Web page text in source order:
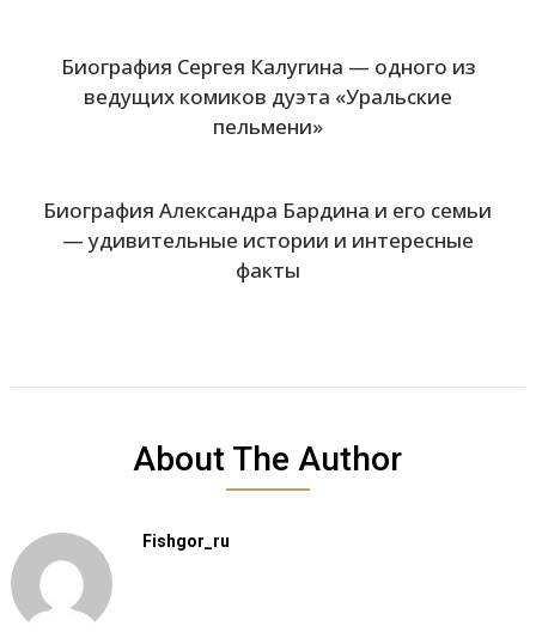
Биография Сергея Калугина — одного из
ведущих комиков дуэта «Уральские
пельмени»
Биография Александра Бардина и его семьи
— удивительные истории и интересные
факты
About The Author
Fishgor_ru